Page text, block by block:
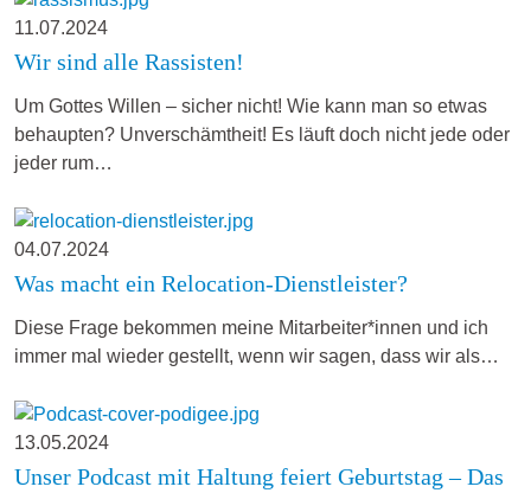
11.07.2024
Wir sind alle Rassisten!
Um Gottes Willen – sicher nicht! Wie kann man so etwas
behaupten? Unverschämtheit! Es läuft doch nicht jede oder
jeder rum…
04.07.2024
Was macht ein Relocation-Dienstleister?
Diese Frage bekommen meine Mitarbeiter*innen und ich
immer mal wieder gestellt, wenn wir sagen, dass wir als…
13.05.2024
Unser Podcast mit Haltung feiert Geburtstag – Das